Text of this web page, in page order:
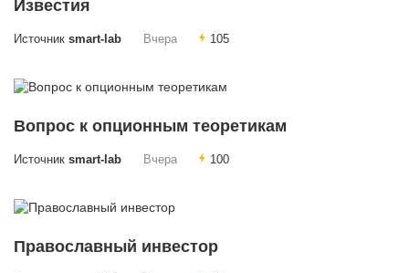
Известия
Источник smart-lab Вчера 105
Вопрос к опционным теоретикам
Источник smart-lab Вчера 100
Православный инвестор